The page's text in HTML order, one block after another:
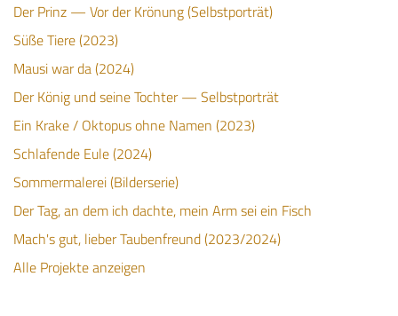
Der Prinz — Vor der Krönung (Selbstporträt)
Süße Tiere (2023)
Mausi war da (2024)
Der König und seine Tochter — Selbstporträt
Ein Krake / Oktopus ohne Namen (2023)
Schlafende Eule (2024)
Sommermalerei (Bilderserie)
Der Tag, an dem ich dachte, mein Arm sei ein Fisch
Mach's gut, lieber Taubenfreund (2023/2024)
Alle Projekte anzeigen